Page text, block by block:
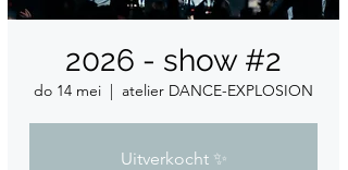
2026 - show #2
do 14 mei
  |
atelier DANCE-EXPLOSION
Uitverkocht ✨